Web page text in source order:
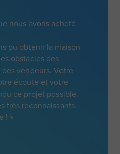
nous avons acheté
pu obtenir la maison
obstacles des
vendeurs. Votre
écoute et votre
ce projet possible.
très reconnaissants.
! »